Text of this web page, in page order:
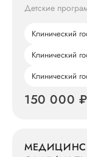
Детские
Клинический
Клинический
Клинический
150 000 ₽